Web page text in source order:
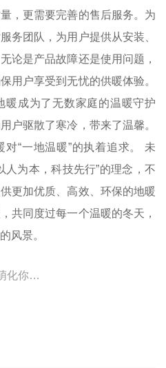
，更需要完善的售后服务。为
务团队，为用户提供从安装、
论是产品故障还是使用问题，
用户享受到无忧的供暖体验。
暖成为了无数家庭的温暖守护
户驱散了寒冷，带来了温馨。
“一地温暖”的执着追求。 未
人为本，科技先行”的理念，不
更加优质、高效、环保的地暖
共同度过每一个温暖的冬天，
风景。
上一篇：豆子猫萌萌哒，萌化你的世界